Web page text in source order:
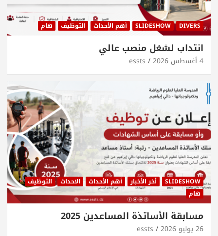
DIVERS
SLIDESHOW أهم الأحداث التوظيف هام
انتداب لشغل منصب عالي
4 أغسطس 2026 essts
SLIDESHOW أخر الأخبار أهم الأحداث الاحداث
التوظيف
هام
مسابقة الأساتذة المساعدين 2025
26 يوليو 2026 essts